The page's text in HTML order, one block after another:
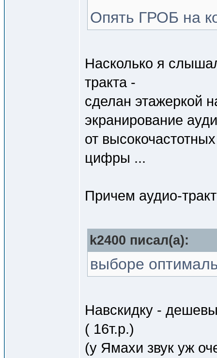
Опять ГРОБ на
Насколько я
тракта -
сделан этажеркой
экранирование
от
цифры ...
Причем аудио-
k2400 писал(a):
выборе
Навскидку -
( 16т.р.)
(у Ямахи звук уж